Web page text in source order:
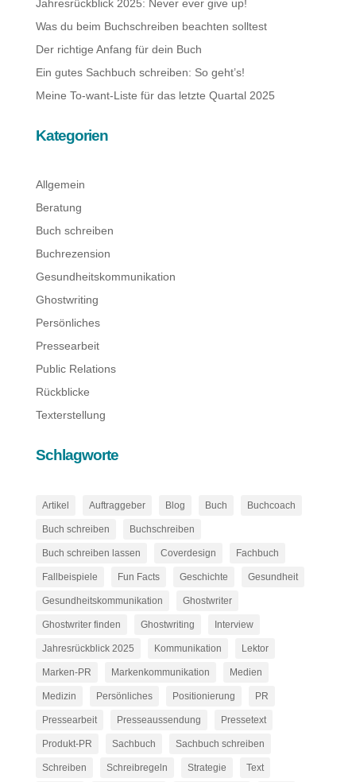
Jahresrückblick 2025: Never ever give up!
Was du beim Buchschreiben beachten solltest
Der richtige Anfang für dein Buch
Ein gutes Sachbuch schreiben: So geht’s!
Meine To-want-Liste für das letzte Quartal 2025
Kategorien
Allgemein
Beratung
Buch schreiben
Buchrezension
Gesundheitskommunikation
Ghostwriting
Persönliches
Pressearbeit
Public Relations
Rückblicke
Texterstellung
Schlagworte
Artikel Auftraggeber Blog Buch Buchcoach
Buch schreiben Buchschreiben
Buch schreiben lassen Coverdesign Fachbuch
Fallbeispiele Fun Facts Geschichte Gesundheit
Gesundheitskommunikation Ghostwriter
Ghostwriter finden Ghostwriting Interview
Jahresrückblick 2025 Kommunikation Lektor
Marken-PR Markenkommunikation Medien
Medizin Persönliches Positionierung PR
Pressearbeit Presseaussendung Pressetext
Produkt-PR Sachbuch Sachbuch schreiben
Schreiben Schreibregeln Strategie Text